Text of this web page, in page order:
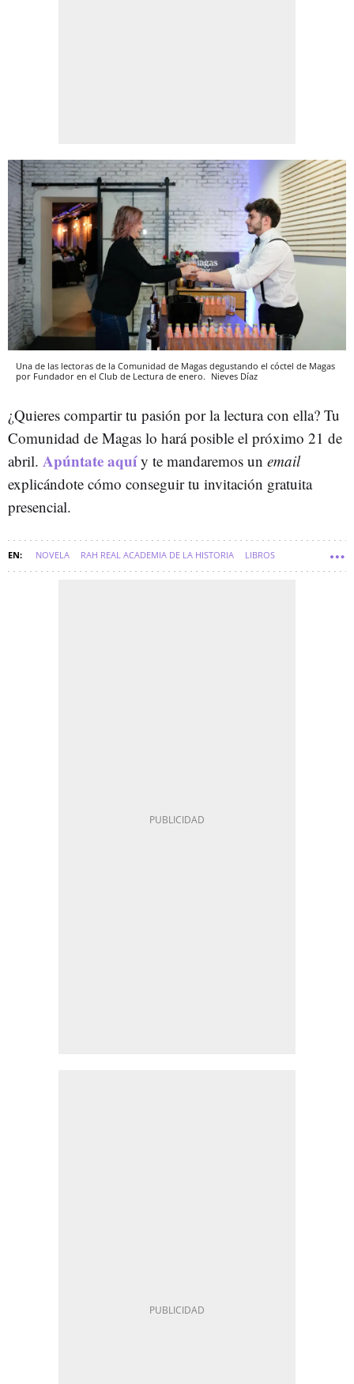
Una de las lectoras de la Comunidad de Magas degustando el cóctel de Magas
por Fundador en el Club de Lectura de enero. Nieves Díaz
¿Quieres compartir tu pasión por la lectura con ella? Tu
Comunidad de Magas lo hará posible el próximo 21 de
abril. Apúntate aquíy te mandaremos un email
explicándote cómo conseguir tu invitación gratuita
presencial.
NOVELA RAH REAL ACADEMIA DE LA HISTORIA LIBROS